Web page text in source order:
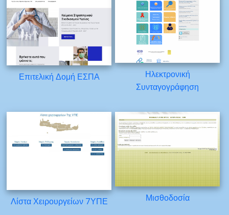
Επιτελική Δομή ΕΣΠΑ
Ηλεκτρονική
Συνταγογράφηση
Λίστα Χειρουργείων 7ΥΠΕ Μισθοδοσία